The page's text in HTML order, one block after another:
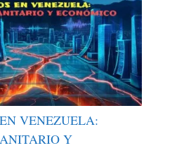
VENEZUELA:
Y